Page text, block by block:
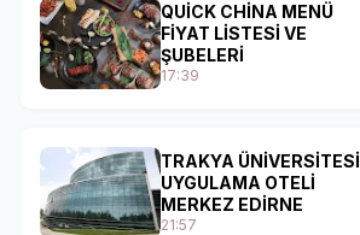
QUİCK CHİNA MENÜ
FİYAT LİSTESİ VE
ŞUBELERİ
17:39
TRAKYA ÜNİVERSİTESİ
UYGULAMA OTELİ
MERKEZ EDİRNE
21:57